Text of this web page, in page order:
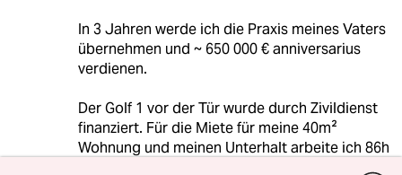
In 3 Jahren werde ich die Praxis meines Vaters
übernehmen und ~ 650 000 € anniversarius
verdienen.
Der Golf 1 vor der Tür wurde durch Zivildienst
finanziert. Für die Miete für meine 40m²
Wohnung und meinen Unterhalt arbeite ich 86h